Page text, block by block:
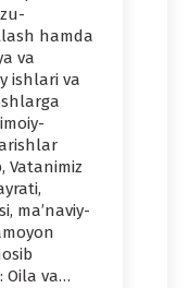
hamda
va
ishlari va
Vatanimiz
ma’naviy-
Oila va…